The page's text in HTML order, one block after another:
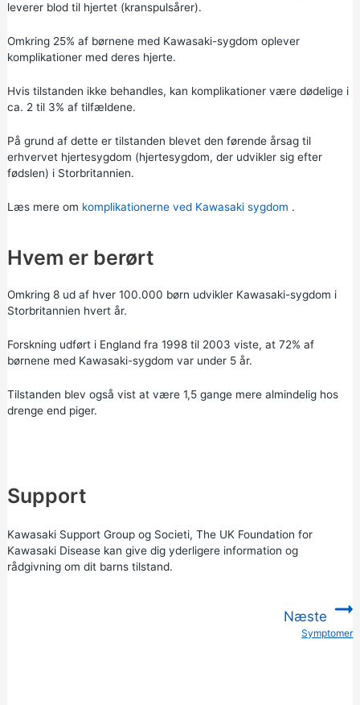
leverer blod til hjertet (kranspulsårer).
Omkring 25% af børnene med Kawasaki-sygdom oplever
komplikationer med deres hjerte.
Hvis tilstanden ikke behandles, kan komplikationer være dødelige i
ca. 2 til 3% af tilfældene.
På grund af dette er tilstanden blevet den førende årsag til
erhvervet hjertesygdom (hjertesygdom, der udvikler sig efter
fødslen) i Storbritannien.
Læs mere om komplikationerne ved Kawasaki sygdom .
Hvem er berørt
Omkring 8 ud af hver 100.000 børn udvikler Kawasaki-sygdom i
Storbritannien hvert år.
Forskning udført i England fra 1998 til 2003 viste, at 72% af
børnene med Kawasaki-sygdom var under 5 år.
Tilstanden blev også vist at være 1,5 gange mere almindelig hos
drenge end piger.
Support
Kawasaki Support Groupog Societi, The UK Foundation for
Kawasaki Diseasekan give dig yderligere information og
rådgivning om dit barns tilstand.
Næste
:
Symptomer